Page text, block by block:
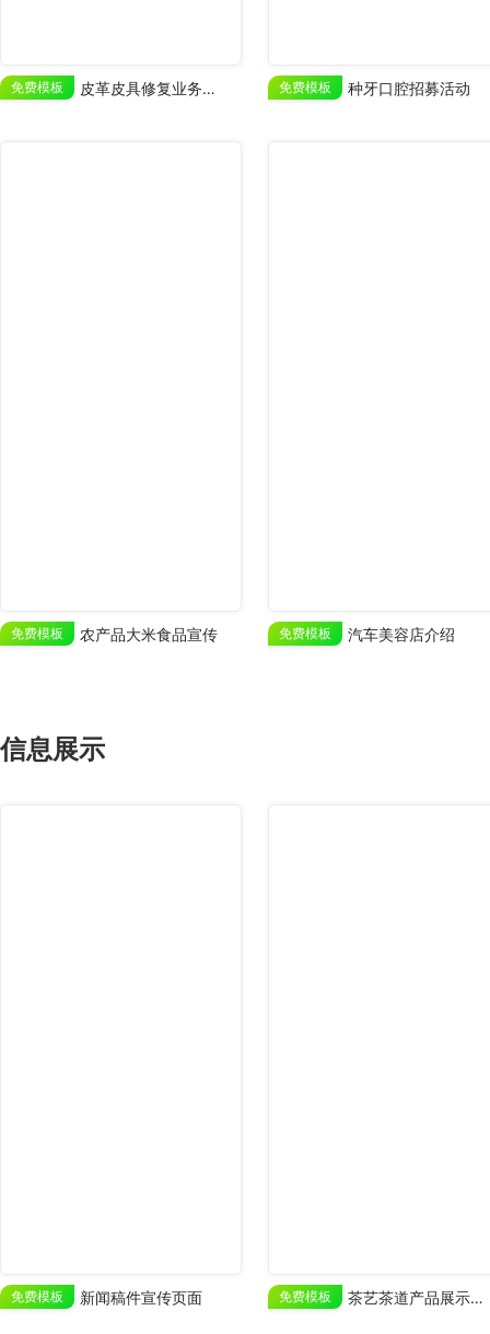
免费模板 皮革皮具修复业务宣传 免费模板 种牙口腔招募活动
免费模板 农产品大米食品宣传 免费模板 汽车美容店介绍
信息展示
免费模板 新闻稿件宣传页面 免费模板 茶艺茶道产品展示宣传